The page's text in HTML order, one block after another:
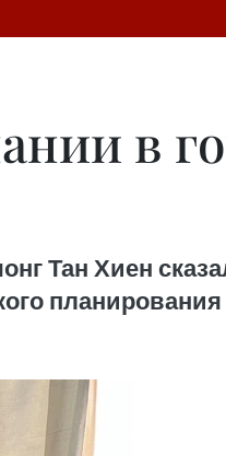
в
Тан Хиен